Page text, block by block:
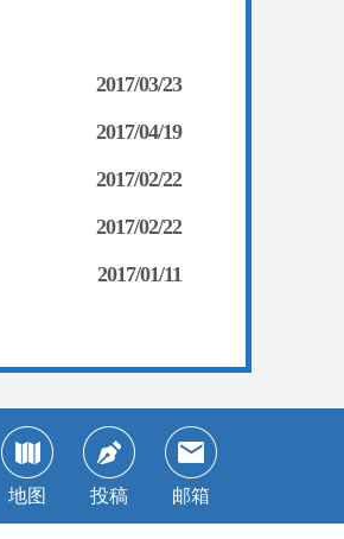
2017/03/23
2017/04/19
2017/02/22
2017/02/22
2017/01/11
地图 投稿 邮箱